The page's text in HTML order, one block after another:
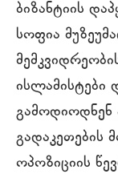
ბიზანტიის
სოფია
ისლამისტები
გამოდიოდნენ
გადაკეთების
ოპოზიციის